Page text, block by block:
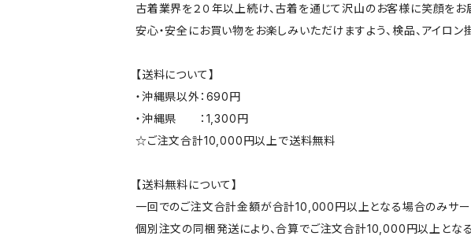
古着業界を２０年以上続け、古着を通じて沢山のお客様に笑顔をお
安心・安全にお買い物をお楽しみいただけますよう、検品、アイロ
【送料について】
・沖縄県以外：690円
・沖縄県 ：1,300円
☆ご注文合計10,000円以上で送料無料
【送料無料について】
一回でのご注文合計金額が合計10,000円以上となる場合のみサー
個別注文の同梱発送により、合算でご注文合計10,000円以上とな